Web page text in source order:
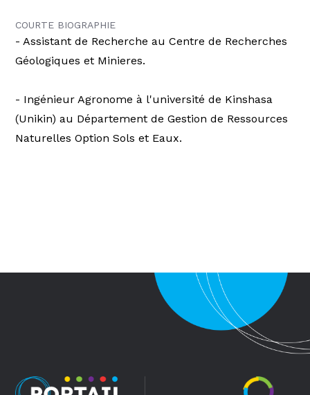
COURTE BIOGRAPHIE
- Assistant de Recherche au Centre de Recherches
Géologiques et Minieres.
- Ingénieur Agronome à l'université de Kinshasa
(Unikin) au Département de Gestion de Ressources
Naturelles Option Sols et Eaux.